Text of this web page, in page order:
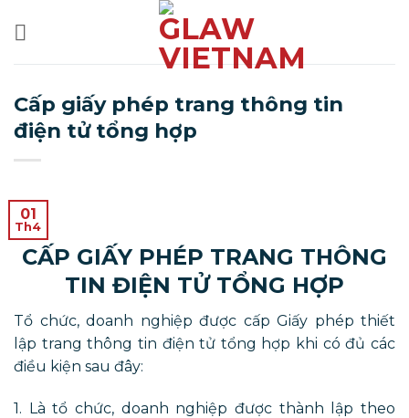
Cấp giấy phép trang thông tin
điện tử tổng hợp
01
Th4
CẤP GIẤY PHÉP TRANG THÔNG
TIN ĐIỆN TỬ TỔNG HỢP
Tổ chức, doanh nghiệp được cấp Giấy phép thiết
lập trang thông tin điện tử tổng hợp khi có đủ các
điều kiện sau đây:
1. Là tổ chức, doanh nghiệp được thành lập theo